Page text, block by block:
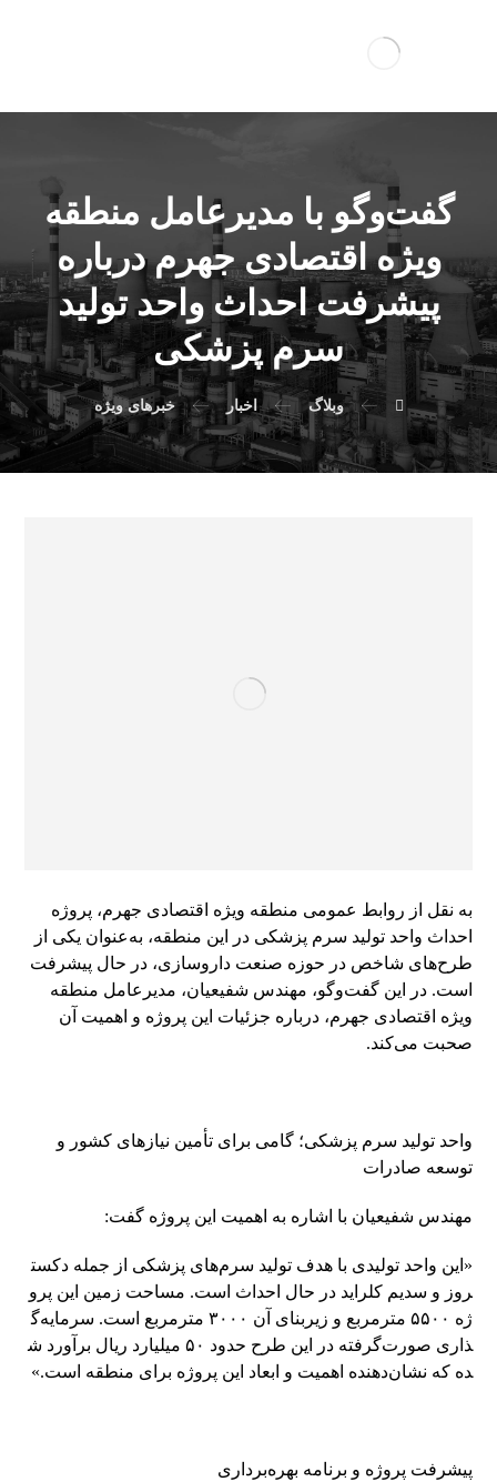
گفت‌وگو با مدیرعامل منطقه
ویژه اقتصادی جهرم درباره
پیشرفت احداث واحد تولید
سرم پزشکی
وبلاگ اخبار خبرهای ویژه
به نقل از روابط عمومی منطقه ویژه اقتصادی جهرم، پروژه
احداث واحد تولید سرم پزشکی در این منطقه، به‌عنوان یکی از
طرح‌های شاخص در حوزه صنعت داروسازی، در حال پیشرفت
است. در این گفت‌وگو، مهندس شفیعیان، مدیرعامل منطقه
ویژه اقتصادی جهرم، درباره جزئیات این پروژه و اهمیت آن
صحبت می‌کند.
واحد تولید سرم پزشکی؛ گامی برای تأمین نیازهای کشور و
توسعه صادرات
مهندس شفیعیان با اشاره به اهمیت این پروژه گفت:
«این واحد تولیدی با هدف تولید سرم‌های پزشکی از جمله دکست
روز و سدیم کلراید در حال احداث است. مساحت زمین این پرو
ژه ۵۵۰۰ مترمربع و زیربنای آن ۳۰۰۰ مترمربع است. سرمایه‌گ
ذاری صورت‌گرفته در این طرح حدود ۵۰ میلیارد ریال برآورد ش
ده که نشان‌دهنده اهمیت و ابعاد این پروژه برای منطقه است.»
پیشرفت پروژه و برنامه بهره‌برداری